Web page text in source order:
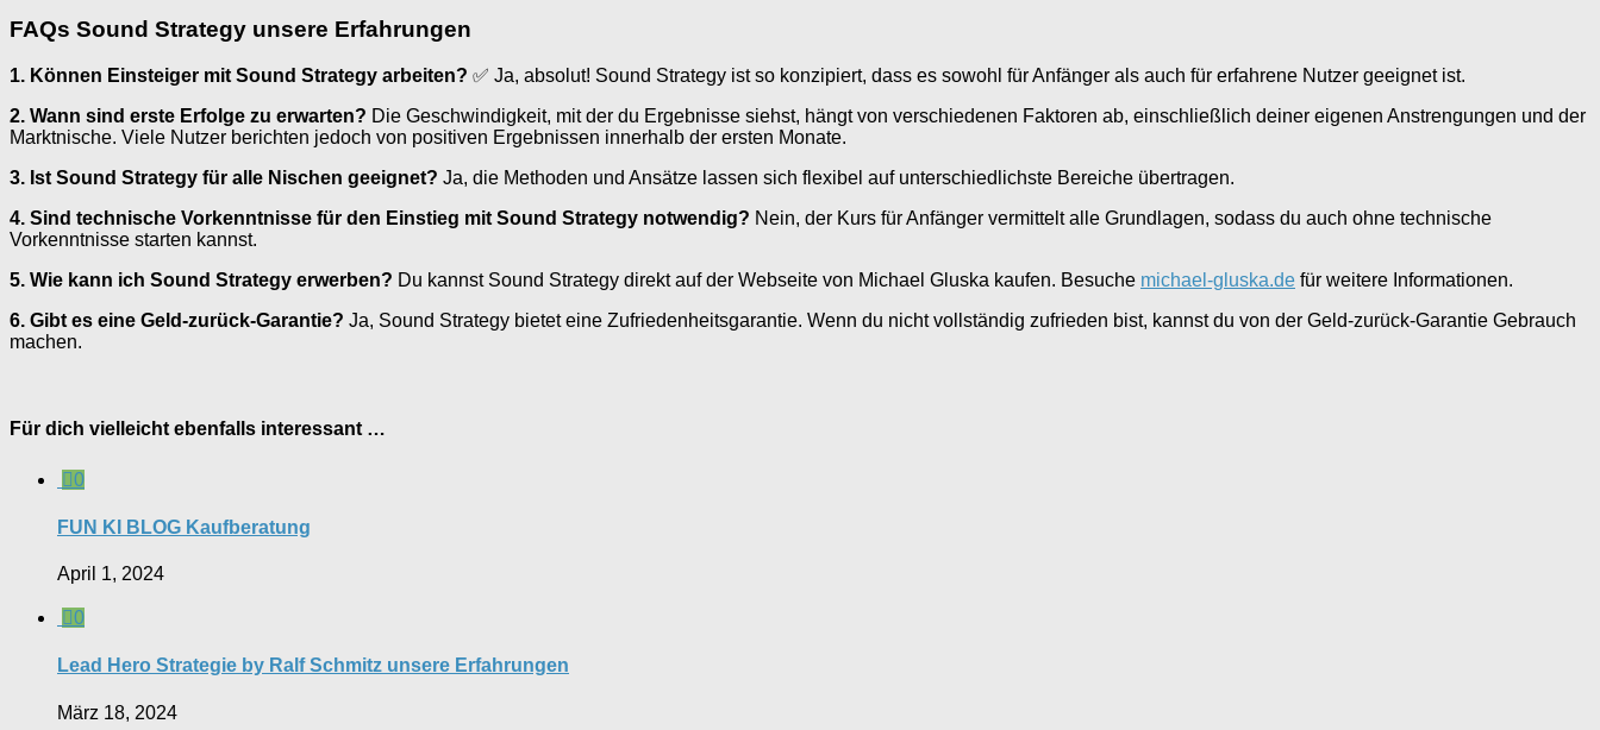
FAQs Sound Strategy unsere Erfahrungen
1. Können Einsteiger mit Sound Strategy arbeiten? ✅ Ja, absolut! Sound Strategy ist so konzipiert, dass es sowohl für Anfänger als auch für erfahrene Nutzer geeignet ist.
2. Wann sind erste Erfolge zu erwarten? Die Geschwindigkeit, mit der du Ergebnisse siehst, hängt von verschiedenen Faktoren ab, einschließlich deiner eigenen Anstrengungen und der
Marktnische. Viele Nutzer berichten jedoch von positiven Ergebnissen innerhalb der ersten Monate.
3. Ist Sound Strategy für alle Nischen geeignet? Ja, die Methoden und Ansätze lassen sich flexibel auf unterschiedlichste Bereiche übertragen.
4. Sind technische Vorkenntnisse für den Einstieg mit Sound Strategy notwendig? Nein, der Kurs für Anfänger vermittelt alle Grundlagen, sodass du auch ohne technische
Vorkenntnisse starten kannst.
5. Wie kann ich Sound Strategy erwerben? Du kannst Sound Strategy direkt auf der Webseite von Michael Gluska kaufen. Besuche michael-gluska.de für weitere Informationen.
6. Gibt es eine Geld-zurück-Garantie? Ja, Sound Strategy bietet eine Zufriedenheitsgarantie. Wenn du nicht vollständig zufrieden bist, kannst du von der Geld-zurück-Garantie Gebrauch
machen.
Für dich vielleicht ebenfalls interessant …
0
FUN KI BLOG Kaufberatung
April 1, 2024
0
Lead Hero Strategie by Ralf Schmitz unsere Erfahrungen
März 18, 2024